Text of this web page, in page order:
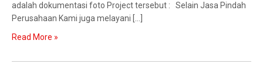
adalah dokumentasi foto Project tersebut : Selain Jasa Pindah
Perusahaan Kami juga melayani […]
Read More »